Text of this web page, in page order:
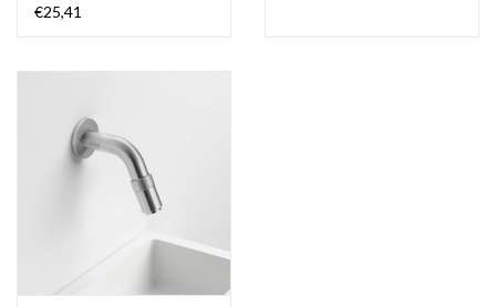
- download
afvoerplug
€25,41